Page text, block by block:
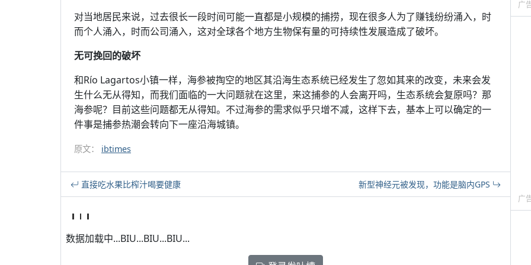
对当地居民来说，过去很长一段时间可能一直都是小规模的捕捞，现在很多人为了赚钱纷纷涌入，时
而个人涌入，时而公司涌入，这对全球各个地方生物保有量的可持续性发展造成了破坏。
无可挽回的破坏
和Río Lagartos小镇一样，海参被掏空的地区其沿海生态系统已经发生了忽如其来的改变，未来会发
生什么无从得知，而我们面临的一大问题就在这里，来这捕参的人会离开吗，生态系统会复原吗？那
海参呢？目前这些问题都无从得知。不过海参的需求似乎只增不减，这样下去，基本上可以确定的一
件事是捕参热潮会转向下一座沿海城镇。
原文： ibtimes
直接吃水果比榨汁喝要健康 新型神经元被发现，功能是脑内GPS
数据加载中...BIU...BIU...BIU...
广
广